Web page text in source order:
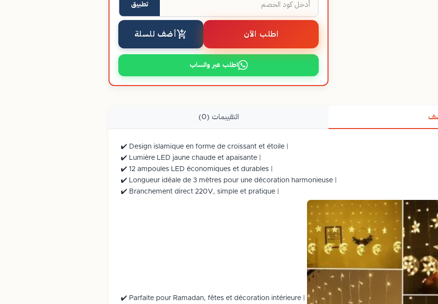
تطبيق
اطلب الآن أضف للسلة
اطلب عبر واتساب
التقييمات (0)
✔️ Design islamique en forme de croissant et étoile |
✔️ Lumière LED jaune chaude et apaisante |
✔️ 12 ampoules LED économiques et durables |
✔️ Longueur idéale de 3 mètres pour une décoration harmonieuse |
✔️ Branchement direct 220V, simple et pratique |
✔️ Parfaite pour Ramadan, fêtes et décoration intérieure |